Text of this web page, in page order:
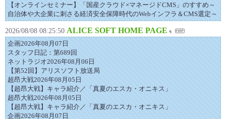
【オンラインセミナー】「国産クラウド×マネージドCMS」のすすめ～
自治体や大企業に刺さる経済安全保障時代のWebインフラ＆CMS選定～
2026/08/08 08:25:50 ALICE SOFT HOME PAGE
企画2026年08月07日
スタッフ日記：第689回
ネットラジオ2026年08月06日
【第52回】アリスソフト放送局
超昂大戦2026年08月05日
【超昂大戦】キャラ紹介／「真夏のエスカ・オニキス」
超昂大戦2026年08月05日
【超昂大戦】キャラ紹介／「真夏のエスカ・オニキス」
企画2026年08月07日